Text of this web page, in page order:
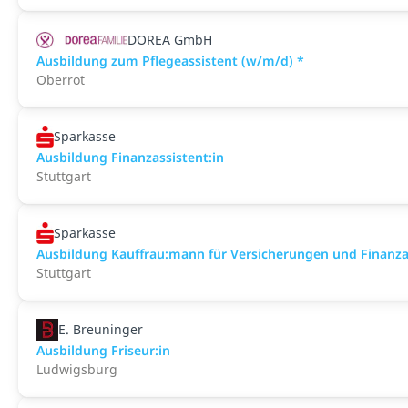
DOREA GmbH
Ausbildung zum Pflegeassistent (w/m/d) *
Oberrot
Sparkasse
Ausbildung Finanzassistent:in
Stuttgart
Sparkasse
Ausbildung Kauffrau:mann für Versicherungen und
Stuttgart
E. Breuninger
Ausbildung Friseur:in
Ludwigsburg